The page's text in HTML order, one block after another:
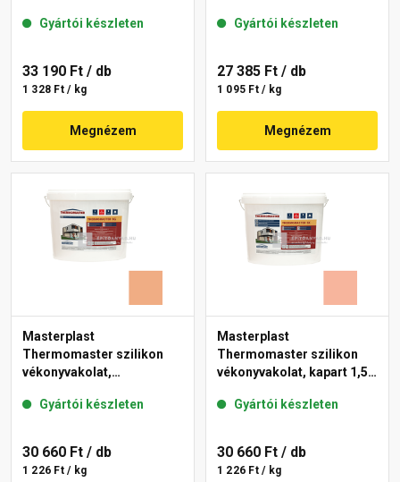
Gyártói készleten
33 190 Ft / db
1 328 Ft / kg
Megnézem
17-D 25 kg
Gyártói készleten
27 385 Ft / db
1 095 Ft / kg
Megnézem
Masterplast
Thermomaster szilikon
vékonyvakolat,
11-C 25 kg
Gyártói készleten
30 660 Ft / db
1 226 Ft / kg
Masterplast
Thermomaster szilikon
vékonyvakolat, kapart 1,5
Gyártói készleten
30 660 Ft / db
1 226 Ft / kg